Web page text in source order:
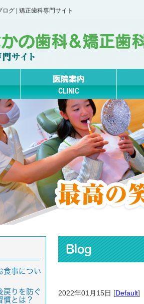
グ | 矯正歯科専門サイト
Blog
2022年01月15日 [Default]
食事につい
戻りを防ぐ
慣とは？